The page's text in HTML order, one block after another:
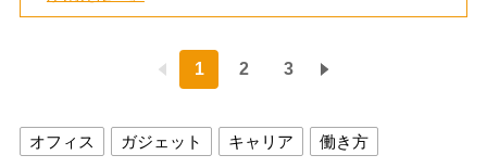
1 2 3
オフィス ガジェット キャリア 働き方